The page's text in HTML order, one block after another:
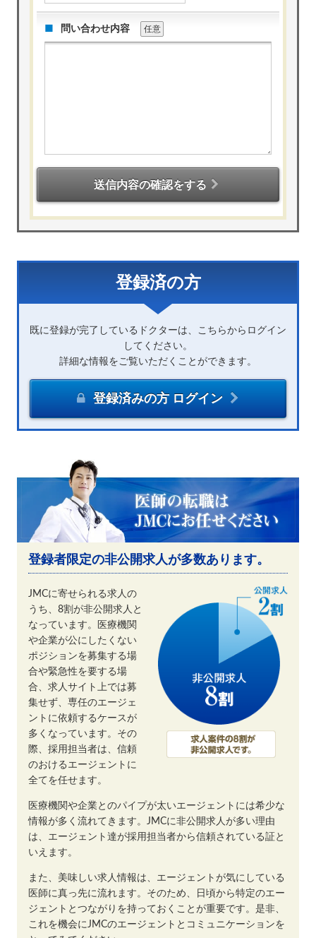
問い合わせ内容 任意
送信内容の確認をする
登録済の方
既に登録が完了しているドクターは、こちらからログイン
してください。
詳細な情報をご覧いただくことができます。
登録済みの方 ログイン
登録者限定の非公開求人が多数あります。
JMCに寄せられる求人の
うち、8割が非公開求人と
なっています。医療機関
や企業が公にしたくない
ポジションを募集する場
合や緊急性を要する場
合、求人サイト上では募
集せず、専任のエージェ
ントに依頼するケースが
多くなっています。その
際、採用担当者は、信頼
のおけるエージェントに
全てを任せます。
医療機関や企業とのパイプが太いエージェントには希少な
情報が多く流れてきます。JMCに非公開求人が多い理由
は、エージェント達が採用担当者から信頼されている証と
いえます。
また、美味しい求人情報は、エージェントが気にしている
医師に真っ先に流れます。そのため、日頃から特定のエー
ジェントとつながりを持っておくことが重要です。是非、
これを機会にJMCのエージェントとコミュニケーションを